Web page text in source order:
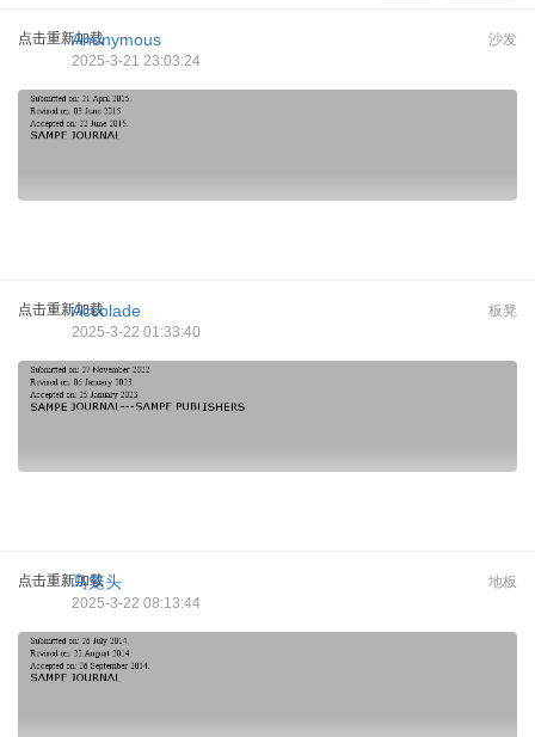
点击重新加载 沙发
Anonymous
2025-3-21 23:03:24
点击重新加载 板凳
Accolade
2025-3-22 01:33:40
点击重新加载 地板
马笼头
2025-3-22 08:13:44